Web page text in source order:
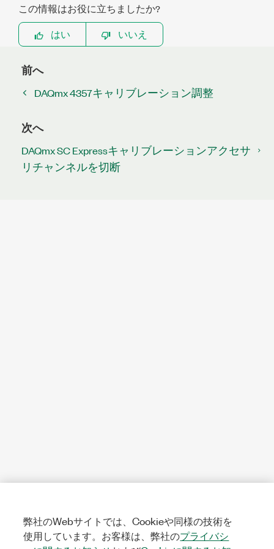
この情報はお役に立ちましたか?
はい
いいえ
前へ
DAQmx 4357キャリブレーション調整
次へ
DAQmx SC Expressキャリブレーションアクセサ
リチャンネルを切断
弊社のWebサイトでは、Cookieや同様の技術を
使用しています。お客様は、弊社のプライバシ